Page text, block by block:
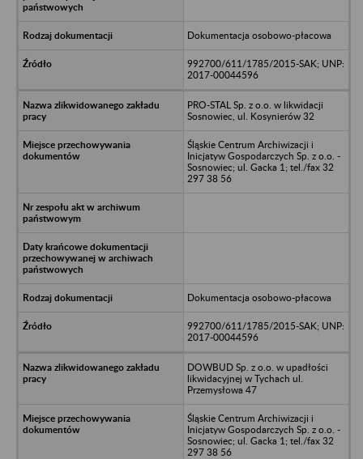
Dokumentacja osobowo-płacowa
992700/611/1785/2015-SAK; UNP:
2017-00044596
PRO-STAL Sp. z o.o. w likwidacji
Sosnowiec, ul. Kosynierów 32
Śląskie Centrum Archiwizacji i
Inicjatyw Gospodarczych Sp. z o.o. -
Sosnowiec; ul. Gacka 1; tel./fax 32
297 38 56
Dokumentacja osobowo-płacowa
992700/611/1785/2015-SAK; UNP:
2017-00044596
DOWBUD Sp. z o.o. w upadłości
likwidacyjnej w Tychach ul.
Przemysłowa 47
Śląskie Centrum Archiwizacji i
Inicjatyw Gospodarczych Sp. z o.o. -
Sosnowiec; ul. Gacka 1; tel./fax 32
297 38 56